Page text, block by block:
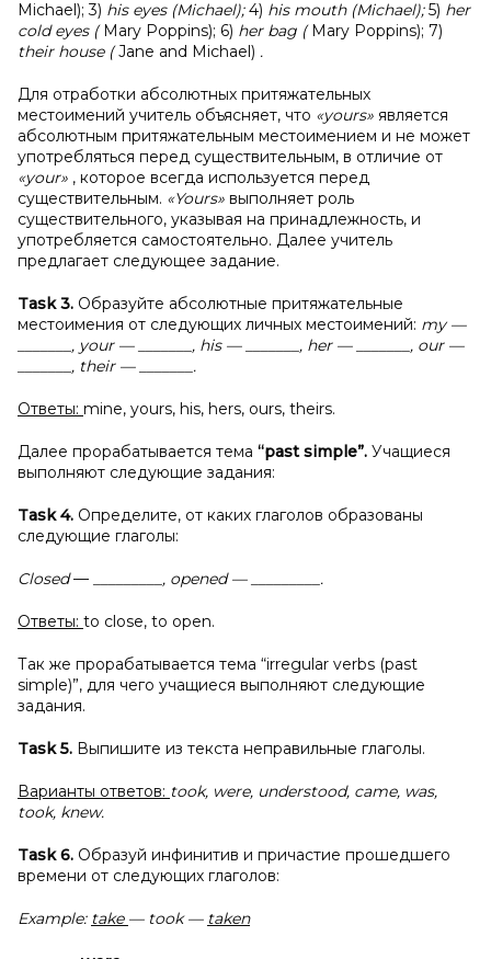
Michael); 3) his eyes (Michael);4) his mouth (Michael);5) her
cold eyes (Mary Poppins); 6) her bag (Mary Poppins); 7)
their house (Jane and Michael) .
Для отработки абсолютных притяжательных
местоимений учитель объясняет, что «yours» является
абсолютным притяжательным местоимением и не может
употребляться перед существительным, в отличие от
«your» , которое всегда используется перед
существительным. «Yours» выполняет роль
существительного, указывая на принадлежность, и
употребляется самостоятельно. Далее учитель
предлагает следующее задание.
Task 3. Образуйте абсолютные притяжательные
местоимения от следующих личных местоимений: my —
_______, your — _______, his — _______, her — _______, our —
_______, their — _______.
Ответы: mine, yours, his, hers, ours, theirs.
Далее прорабатывается тема “past simple”. Учащиеся
выполняют следующие задания:
Task 4. Определите, от каких глаголов образованы
следующие глаголы:
Closed— _________, opened — _________.
Ответы: to close, to open.
Так же прорабатывается тема “irregular verbs (past
simple)”, для чего учащиеся выполняют следующие
задания.
Task 5. Выпишите из текста неправильные глаголы.
Варианты ответов: took, were, understood, came, was,
took, knew.
Task 6. Образуй инфинитив и причастие прошедшего
времени от следующих глаголов:
Example: take — took — taken